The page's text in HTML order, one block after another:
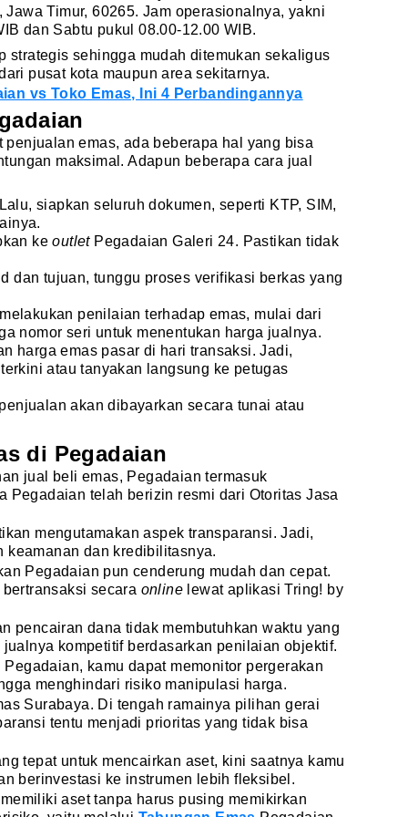
Timur, 60265. Jam operasionalnya, yakni
dan Sabtu pukul 08.00-12.00 WIB.
strategis sehingga mudah ditemukan sekaligus
pusat kota maupun area sekitarnya.
vs Toko Emas, Ini 4 Perbandingannya
emas, ada beberapa hal yang bisa
maksimal. Adapun beberapa cara jual
siapkan seluruh dokumen, seperti KTP, SIM,
keoutlet Pegadaian Galeri 24. Pastikan tidak
dan tujuan, tunggu proses verifikasi berkas yang
penilaian terhadap emas, mulai dari
nomor seri untuk menentukan harga jualnya.
harga emas pasar di hari transaksi. Jadi,
atau tanyakan langsung ke petugas
akan dibayarkan secara tunai atau
di Pegadaian
jual beli emas, Pegadaian termasuk
Pegadaian telah berizin resmi dari Otoritas Jasa
mengutamakan aspek transparansi. Jadi,
keamanan dan kredibilitasnya.
Pegadaian pun cenderung mudah dan cepat.
secara online lewat aplikasi Tring! by
pencairan dana tidak membutuhkan waktu yang
kompetitif berdasarkan penilaian objektif.
kamu dapat memonitor pergerakan
menghindari risiko manipulasi harga.
Surabaya. Di tengah ramainya pilihan gerai
tentu menjadi prioritas yang tidak bisa
tepat untuk mencairkan aset, kini saatnya kamu
berinvestasi ke instrumen lebih fleksibel.
aset tanpa harus pusing memikirkan